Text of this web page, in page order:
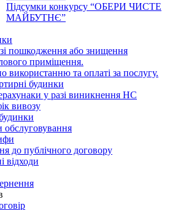
Підсумки конкурсу “ОБЕРИ ЧИСТЕ
МАЙБУТНЄ”
пошкодження або знищення
приміщення.
використанню та оплаті за послугу.
будинки
у разі виникнення НС
вивозу
обслуговування
до публічного договору
відходи